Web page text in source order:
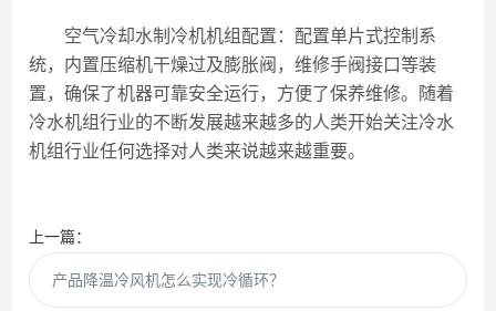
空气冷却水制冷机机组配置：配置单片式控制系
统，内置压缩机干燥过及膨胀阀，维修手阀接口等装
置，确保了机器可靠安全运行，方便了保养维修。随着
冷水机组行业的不断发展越来越多的人类开始关注冷水
机组行业任何选择对人类来说越来越重要。
上一篇：
产品降温冷风机怎么实现冷循环？